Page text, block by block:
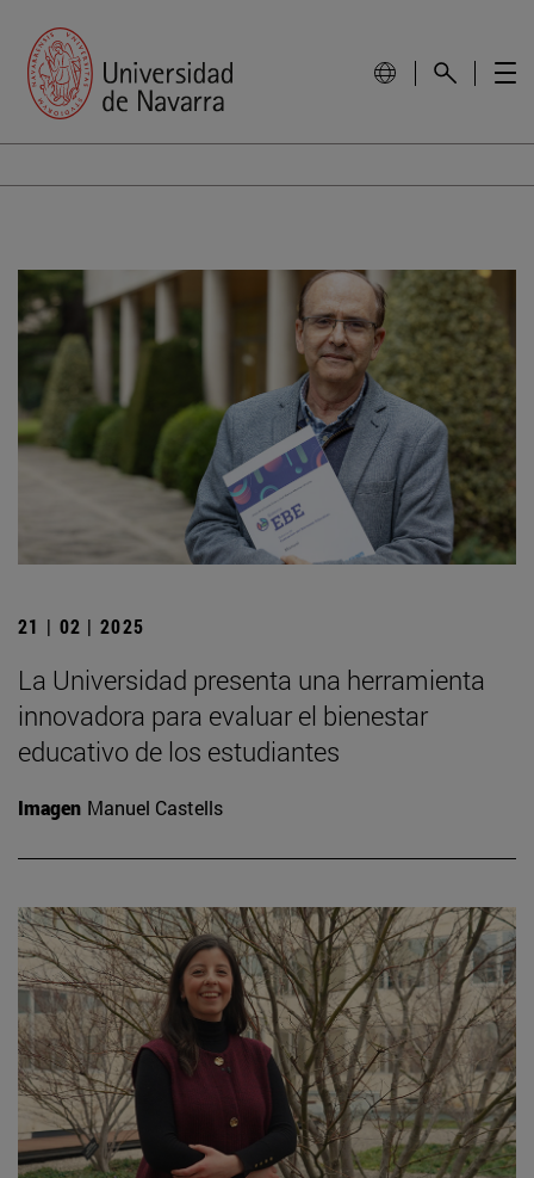
21 | 02 | 2025
La Universidad presenta una herramienta
innovadora para evaluar el bienestar
educativo de los estudiantes
Imagen Manuel Castells